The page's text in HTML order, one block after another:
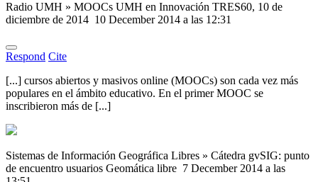
Radio UMH » MOOCs UMH en Innovación TRES60, 10 de
diciembre de 2014 10 December 2014 a las 12:31
Respond Cite
[...] cursos abiertos y masivos online (MOOCs) son cada vez más
populares en el ámbito educativo. En el primer MOOC se
inscribieron más de [...]
Sistemas de Información Geográfica Libres » Cátedra gvSIG: punto
de encuentro usuarios Geomática libre 7 December 2014 a las